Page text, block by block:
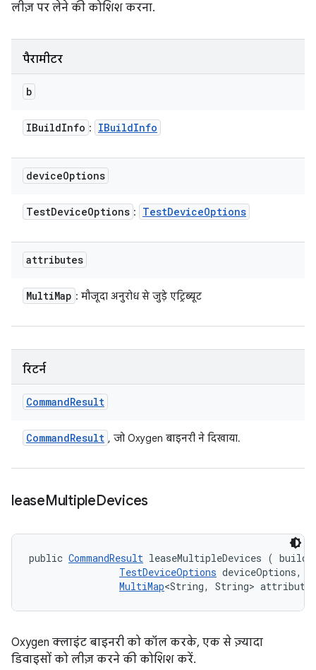
लीज़ पर लेने की कोशिश करना.
पैरामीटर
b
IBuildInfo : IBuildInfo
deviceOptions
TestDeviceOptions : TestDeviceOptions
attributes
MultiMap : मौजूदा अनुरोध से जुड़े एट्रिब्यूट
रिटर्न
CommandResult
CommandResult , जो Oxygen बाइनरी ने दिखाया.
leaseMultipleDevices
public CommandResult leaseMultipleDevices (
TestDeviceOptions deviceOptions,
MultiMap<String, String>
Oxygen क्लाइंट बाइनरी को कॉल करके, एक से ज़्यादा
डिवाइसों को लीज़ करने की कोशिश करें.